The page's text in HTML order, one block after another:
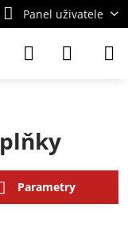
Panel uživatele
Parametry